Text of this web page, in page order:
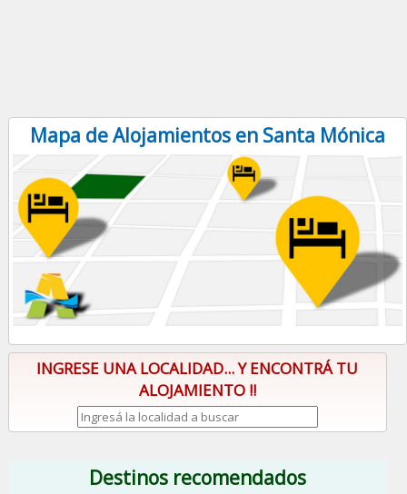
Mapa de Alojamientos en Santa Mónica
INGRESE UNA LOCALIDAD... Y ENCONTRÁ TU
ALOJAMIENTO !!
Destinos recomendados